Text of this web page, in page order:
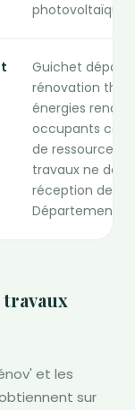
Guichet
rénovation
énergies
occupants
de ressources.
travaux ne
réception de
Département.
et les
sur